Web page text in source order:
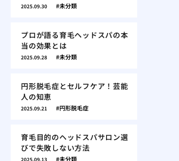
2025.09.30 未分類
プロが語る育毛ヘッドスパの本
当の効果とは
2025.09.28 未分類
円形脱毛症とセルフケア！芸能
人の知恵
2025.09.21 円形脱毛症
育毛目的のヘッドスパサロン選
びで失敗しない方法
2025.09.13 未分類